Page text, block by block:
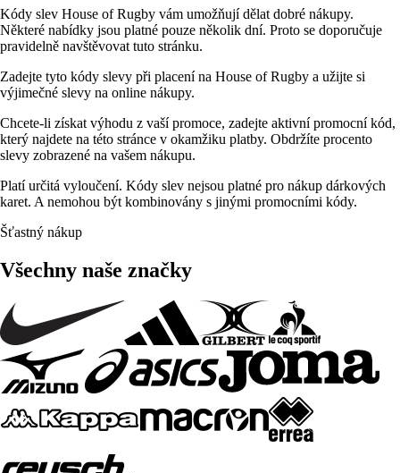
Kódy slev House of Rugby vám umožňují dělat dobré nákupy.
Některé nabídky jsou platné pouze několik dní. Proto se doporučuje
pravidelně navštěvovat tuto stránku.
Zadejte tyto kódy slevy při placení na House of Rugby a užijte si
výjimečné slevy na online nákupy.
Chcete-li získat výhodu z vaší promoce, zadejte aktivní promocní kód,
který najdete na této stránce v okamžiku platby. Obdržíte procento
slevy zobrazené na vašem nákupu.
Platí určitá vyloučení. Kódy slev nejsou platné pro nákup dárkových
karet. A nemohou být kombinovány s jinými promocními kódy.
Šťastný nákup
Všechny naše značky